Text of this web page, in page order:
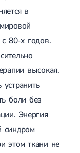
в
с 80-х годов.
высокая.
боли без
Энергия
синдром
этом ткани не